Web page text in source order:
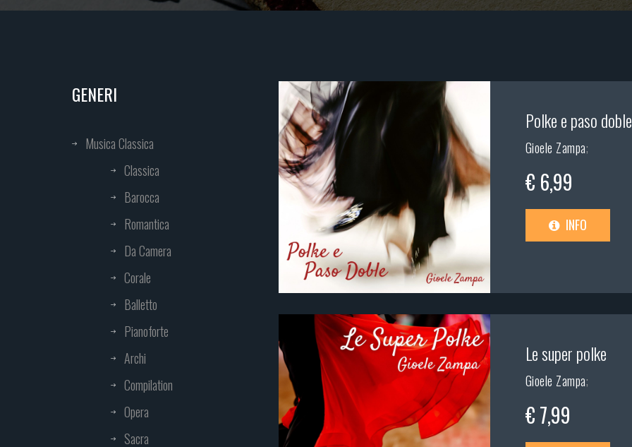
GENERI
Musica Classica
Classica
Barocca
Romantica
Da Camera
Corale
Balletto
Pianoforte
Archi
Compilation
Opera
Sacra
Polke e paso doble
Gioele Zampa;
€ 6,99
INFO
Le super polke
Gioele Zampa;
€ 7,99